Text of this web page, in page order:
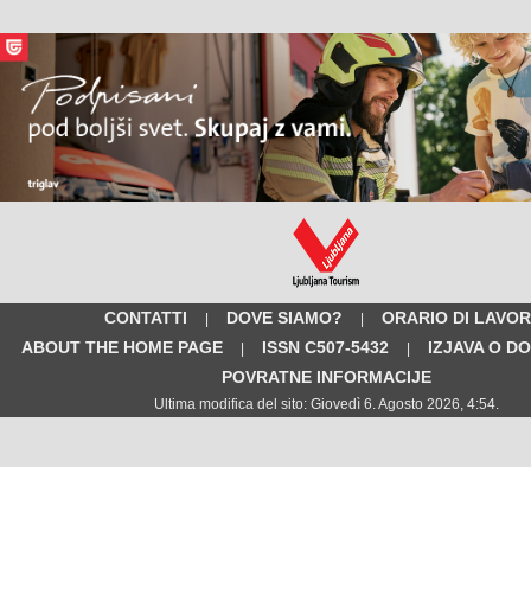
CONTATTI | DOVE SIAMO? |
ORARIO DI
ABOUT THE HOME PAGE
| ISSN C507-5432 |
IZJAVA O
POVRATNE INFORMACIJE
Ultima modifica del sito: Giovedì 6. Agosto 2026, 4:54.